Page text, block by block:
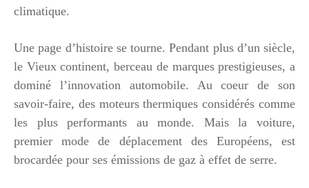
climatique.
Une page d’histoire se tourne. Pendant plus d’un siècle,
le Vieux continent, berceau de marques prestigieuses, a
dominé l’innovation automobile. Au coeur de son
savoir-faire, des moteurs thermiques considérés comme
les plus performants au monde. Mais la voiture,
premier mode de déplacement des Européens, est
brocardée pour ses émissions de gaz à effet de serre.